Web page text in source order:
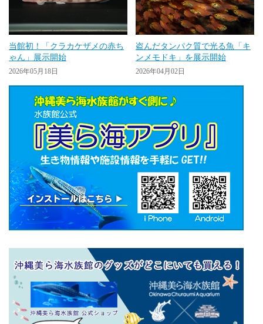
当館初！「クラカケザメの赤ち
ゃん」展示開始
2026年05月18日
盗んだタンパク質で光る魚「キ
ンメモドキ」を展示開始
2026年04月02日